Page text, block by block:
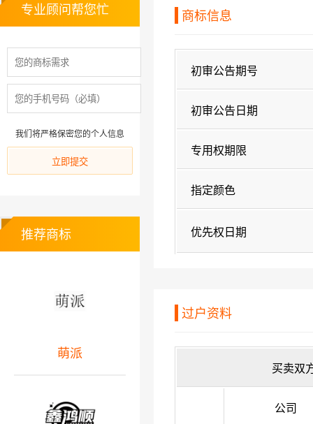
商标信息
初审公告期号
初审公告日期
专用权期限
指定颜色
优先权日期
过户资料
买卖双
公司
专业顾问帮您忙
我们将严格保密您的个人信息
推荐商标
萌派